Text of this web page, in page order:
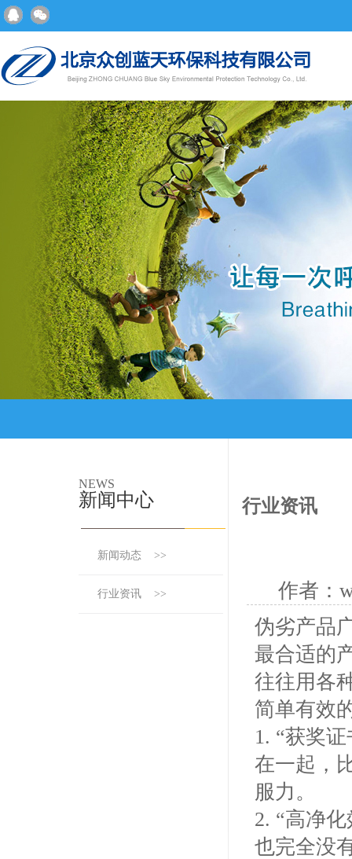
NEWS
新闻中心
新闻动态 >>
行业资讯 >>
行业资讯
作者：
伪劣产品
最合适的
往往用各
简单有效
1. “获奖
在一起，
服力。
2. “高净
也完全没